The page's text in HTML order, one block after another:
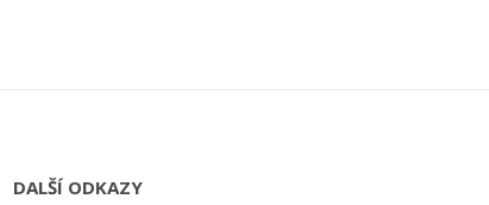
DALŠÍ ODKAZY